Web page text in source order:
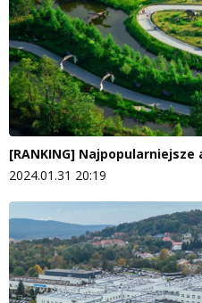
[RANKING]
2024.01.31 20:19